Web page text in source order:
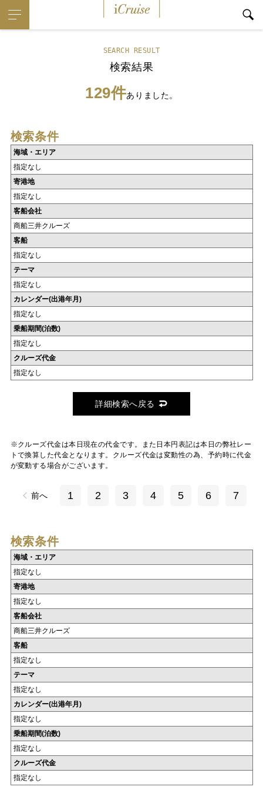
SEARCH RESULT
検索結果
129件ありました。
検索条件
海域・エリア
指定なし
寄港地
指定なし
客船会社
商船三井クルーズ
客船
指定なし
テーマ
指定なし
カレンダー(出港年月)
指定なし
乗船期間(泊数)
指定なし
クルーズ代金
指定なし
詳細検索へ戻る
※クルーズ代金は本日現在の代金です。また日本円表記は本日の弊社レー
トで換算した代金となります。クルーズ代金は変動性の為、予約時に代金
が変動する場合がございます。
前へ 1 2 3 4 5 6 7
検索条件
海域・エリア
指定なし
寄港地
指定なし
客船会社
商船三井クルーズ
客船
指定なし
テーマ
指定なし
カレンダー(出港年月)
指定なし
乗船期間(泊数)
指定なし
クルーズ代金
指定なし